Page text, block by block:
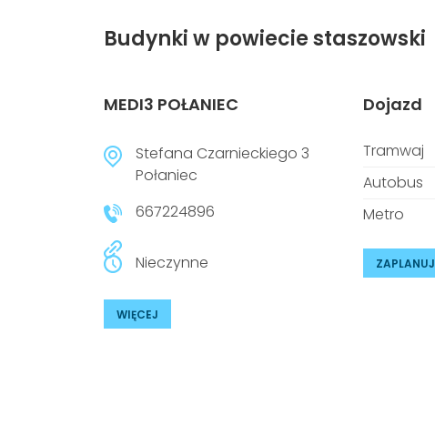
Budynki w powiecie staszowski
MEDI3 POŁANIEC
Stefana Czarnieckiego 3
Połaniec
667224896
Nieczynne
WIĘCEJ
Dojazd
Tramwaj
Autobus
Metro
ZAPLANUJ